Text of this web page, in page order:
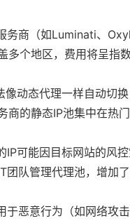
务商（如Luminati、
多个地区，费用将呈指数
像动态代理一样自动切
商的静态IP池集中在热
IP可能因目标网站的风
团队管理代理池，增加了
于恶意行为（如网络攻